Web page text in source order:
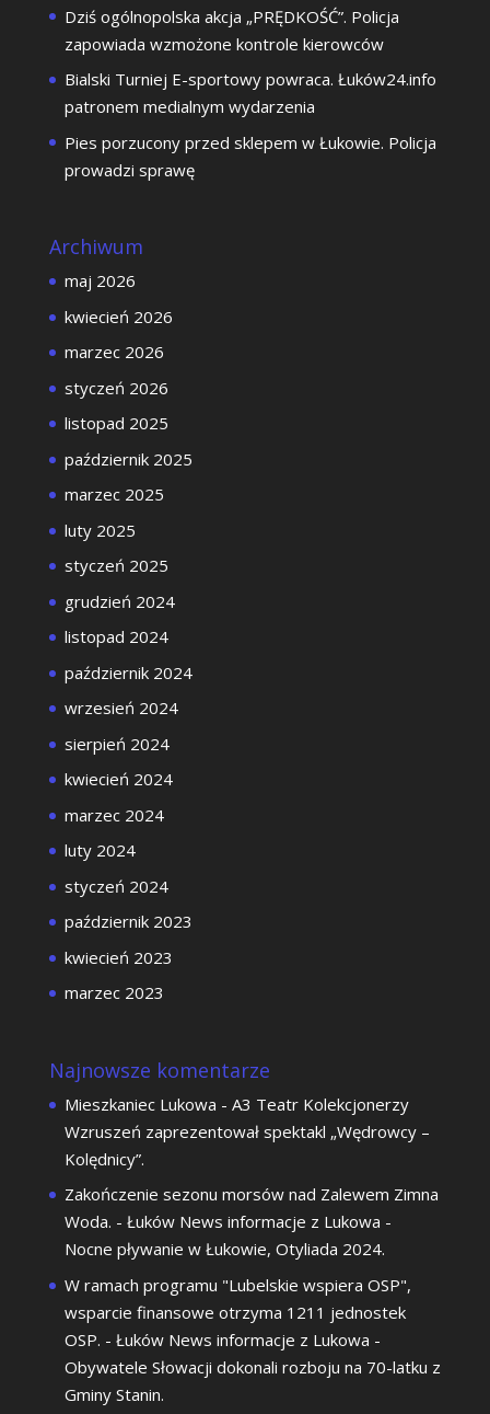
Dziś ogólnopolska akcja „PRĘDKOŚĆ”. Policja
zapowiada wzmożone kontrole kierowców
Bialski Turniej E-sportowy powraca. Łuków24.info
patronem medialnym wydarzenia
Pies porzucony przed sklepem w Łukowie. Policja
prowadzi sprawę
Archiwum
maj 2026
kwiecień 2026
marzec 2026
styczeń 2026
listopad 2025
październik 2025
marzec 2025
luty 2025
styczeń 2025
grudzień 2024
listopad 2024
październik 2024
wrzesień 2024
sierpień 2024
kwiecień 2024
marzec 2024
luty 2024
styczeń 2024
październik 2023
kwiecień 2023
marzec 2023
Najnowsze komentarze
Mieszkaniec Lukowa - A3 Teatr Kolekcjonerzy
Wzruszeń zaprezentował spektakl „Wędrowcy –
Kolędnicy”.
Zakończenie sezonu morsów nad Zalewem Zimna
Woda. - Łuków News informacje z Lukowa -
Nocne pływanie w Łukowie, Otyliada 2024.
W ramach programu "Lubelskie wspiera OSP",
wsparcie finansowe otrzyma 1211 jednostek
OSP. - Łuków News informacje z Lukowa -
Obywatele Słowacji dokonali rozboju na 70-latku z
Gminy Stanin.